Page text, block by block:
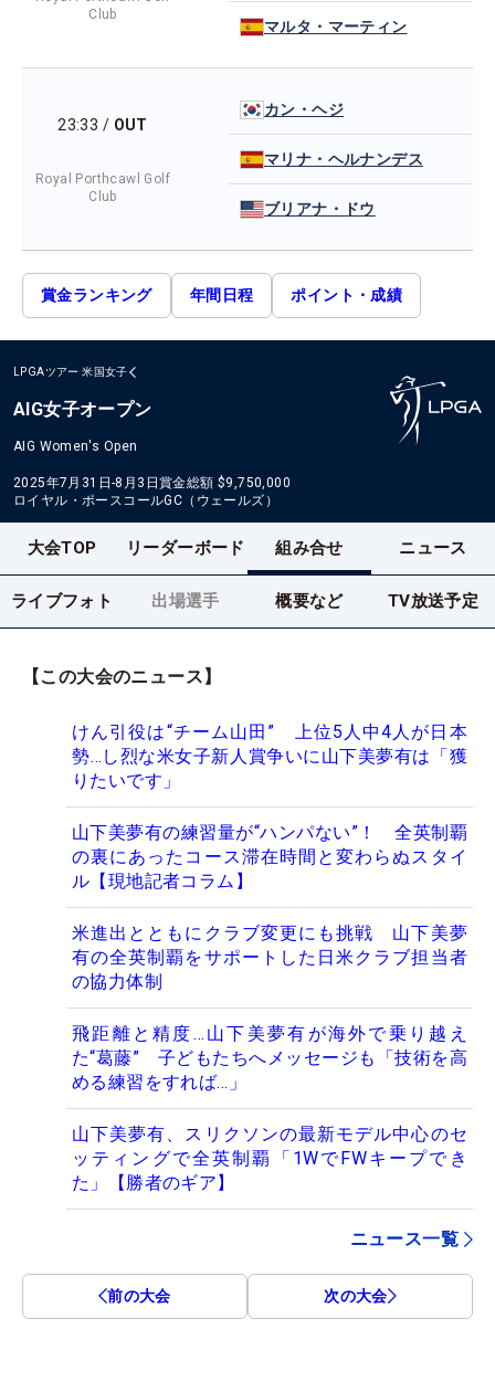
Club
マルタ・マーティン
23:33 / OUT
Royal Porthcawl Golf
Club
カン・ヘジ
マリナ・ヘルナンデス
ブリアナ・ドウ
賞金ランキング 年間日程 ポイント・成績
LPGAツアー 米国女子
AIG女子オープン
AIG Women's Open
2025年7月31日-8月3日賞金総額 $9,750,000
ロイヤル・ポースコールGC（ウェールズ）
大会TOP リーダーボード 組み合せ ニュース
ライブフォト 出場選手 概要など TV放送予定
【この大会のニュース】
けん引役は“チーム山田” 上位5人中4人が日本
勢…し烈な米女子新人賞争いに山下美夢有は「獲
りたいです」
山下美夢有の練習量が“ハンパない”！ 全英制覇
の裏にあったコース滞在時間と変わらぬスタイ
ル【現地記者コラム】
米進出とともにクラブ変更にも挑戦 山下美夢
有の全英制覇をサポートした日米クラブ担当者
の協力体制
飛距離と精度…山下美夢有が海外で乗り越え
た“葛藤” 子どもたちへメッセージも「技術を高
める練習をすれば…」
山下美夢有、スリクソンの最新モデル中心のセ
ッティングで全英制覇「1WでFWキープでき
た」【勝者のギア】
ニュース一覧
前の大会 次の大会